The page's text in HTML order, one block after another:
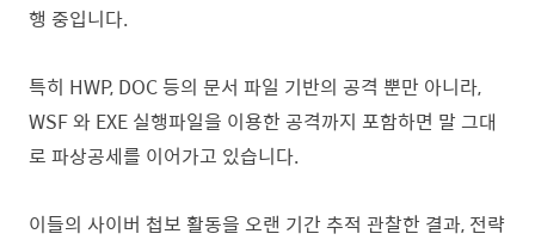
행 중입니다.
특히 HWP, DOC 등의 문서 파일 기반의 공격 뿐만 아니라,
WSF 와 EXE 실행파일을 이용한 공격까지 포함하면 말 그대
로 파상공세를 이어가고 있습니다.
이들의 사이버 첩보 활동을 오랜 기간 추적 관찰한 결과, 전략